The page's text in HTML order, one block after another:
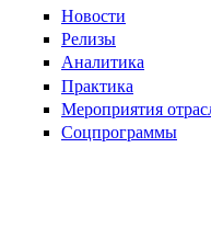
Новости
Релизы
Аналитика
Практика
Мероприятия
Соцпрограммы